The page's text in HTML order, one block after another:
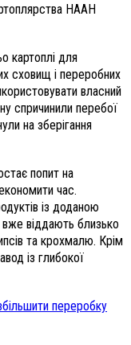
НААН
картоплі для
сховищ і переробних
власний
спричинили перебої
на зберігання
попит на
час.
із доданою
вже віддають близько
та крохмалю. Крім
із глибокої
переробку